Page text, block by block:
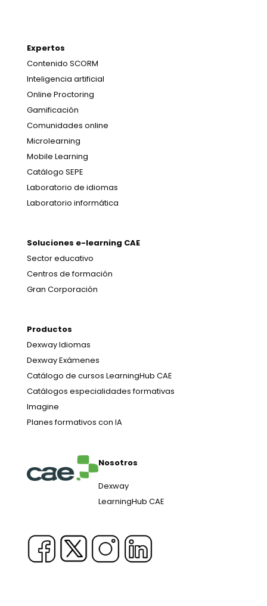
Expertos
Contenido SCORM
Inteligencia artificial
Online Proctoring
Gamificación
Comunidades online
Microlearning
Mobile Learning
Catálogo SEPE
Laboratorio de idiomas
Laboratorio informática
Soluciones e-learning CAE
Sector educativo
Centros de formación
Gran Corporación
Productos
Dexway Idiomas
Dexway Exámenes
Catálogo de cursos LearningHub CAE
Catálogos especialidades formativas
Imagine
Planes formativos con IA
Nosotros
Dexway
LearningHub CAE